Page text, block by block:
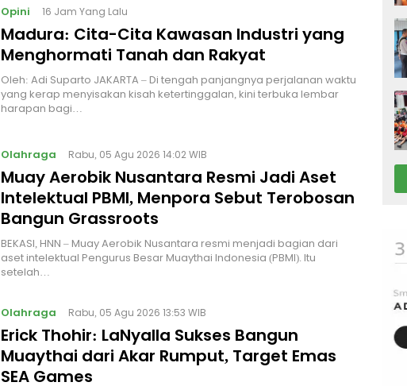
Opini 16 Jam Yang Lalu
Madura: Cita-Cita Kawasan Industri yang
Menghormati Tanah dan Rakyat
Oleh: Adi Suparto JAKARTA – Di tengah panjangnya perjalanan waktu
yang kerap menyisakan kisah ketertinggalan, kini terbuka lembar
harapan bagi…
Olahraga Rabu, 05 Agu 2026 14:02 WIB
Muay Aerobik Nusantara Resmi Jadi Aset
Intelektual PBMI, Menpora Sebut Terobosan
Bangun Grassroots
BEKASI, HNN – Muay Aerobik Nusantara resmi menjadi bagian dari
aset intelektual Pengurus Besar Muaythai Indonesia (PBMI). Itu
setelah…
Olahraga Rabu, 05 Agu 2026 13:53 WIB
Erick Thohir: LaNyalla Sukses Bangun
Muaythai dari Akar Rumput, Target Emas
SEA Games